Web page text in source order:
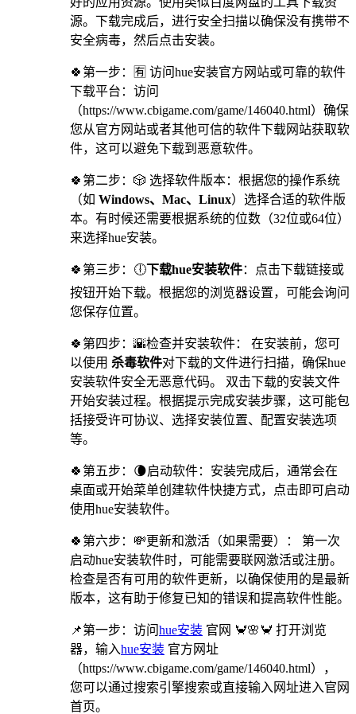
源。下载完成后，进行安全扫描以确保没有携带不
安全病毒，然后点击安装。
🍀第一步：🈶 访问hue安装官方网站或可靠的软件
下载平台：访问
（https://www.cbigame.com/game/146040.html）确保
您从官方网站或者其他可信的软件下载网站获取软
件，这可以避免下载到恶意软件。
🍀第二步：🎲 选择软件版本：根据您的操作系统
（如 Windows、Mac、Linux）选择合适的软件版
本。有时候还需要根据系统的位数（32位或64位）
来选择hue安装。
🍀第三步：🕕下载hue安装软件：点击下载链接或
按钮开始下载。根据您的浏览器设置，可能会询问
您保存位置。
🍀第四步：🌇检查并安装软件： 在安装前，您可
以使用 杀毒软件对下载的文件进行扫描，确保hue
安装软件安全无恶意代码。 双击下载的安装文件
开始安装过程。根据提示完成安装步骤，这可能包
括接受许可协议、选择安装位置、配置安装选项
等。
🍀第五步：🌘启动软件：安装完成后，通常会在
桌面或开始菜单创建软件快捷方式，点击即可启动
使用hue安装软件。
🍀第六步：💸更新和激活（如果需要）： 第一次
启动hue安装软件时，可能需要联网激活或注册。
检查是否有可用的软件更新，以确保使用的是最新
版本，这有助于修复已知的错误和提高软件性能。
📌第一步：访问hue安装 官网 🦀🌸🦀 打开浏览
器，输入hue安装 官方网址
（https://www.cbigame.com/game/146040.html），
您可以通过搜索引擎搜索或直接输入网址进入官网
首页。